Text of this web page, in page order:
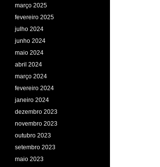
março 2025
fevereiro 2025
julho 2024
junho 2024
maio 2024
abril 2024
março 2024
fevereiro 2024
janeiro 2024
dezembro 2023
novembro 2023
outubro 2023
setembro 2023
maio 2023